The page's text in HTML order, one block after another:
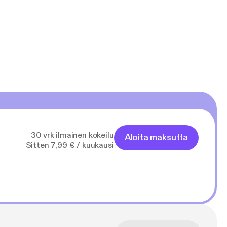
on aiemmin
Media
30 vrk ilmainen kokeilu
Sitten 7,99 € / kuukausi
Aloita maksutta